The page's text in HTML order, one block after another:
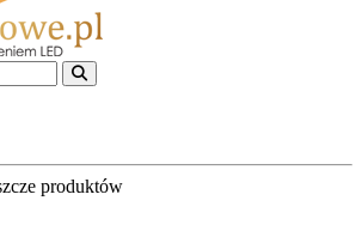
produktów